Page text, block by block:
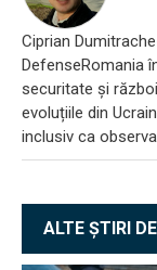
Ciprian
DefenseRomania
securitate și
evoluțiile din
inclusiv ca
ALTE ȘTIRI